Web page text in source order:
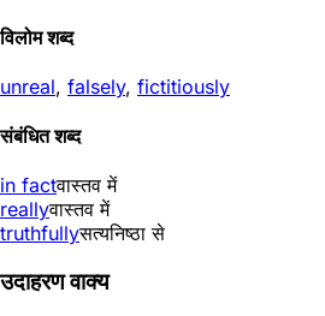
विलोम शब्द
unreal, falsely, fictitiously
संबंधित शब्द
in factवास्तव में
reallyवास्तव में
truthfullyसत्यनिष्ठा से
उदाहरण वाक्य